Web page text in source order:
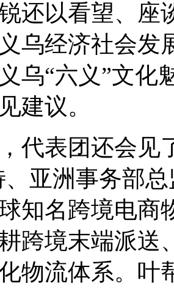
还以看望、座
乌经济社会发
乌“六义”文化
建议。
代表团还会见
、亚洲事务部
知名跨境电商
跨境末端派送
物流体系。叶